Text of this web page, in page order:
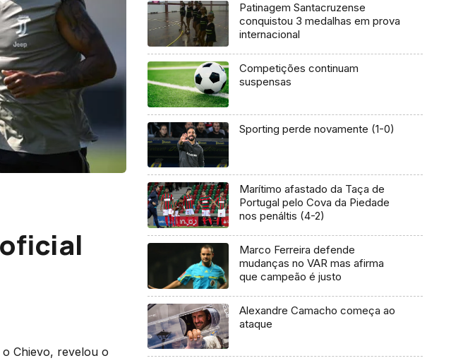
Chievo, revelou o
Patinagem Santacruzense
conquistou 3 medalhas em prova
internacional
Competições continuam
suspensas
Sporting perde novamente (1-0)
Marítimo afastado da Taça de
Portugal pelo Cova da Piedade
nos penáltis (4-2)
Marco Ferreira defende
mudanças no VAR mas afirma
que campeão é justo
Alexandre Camacho começa ao
ataque